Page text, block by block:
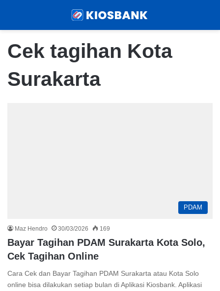
Cek tagihan Kota
Surakarta
PDAM
Maz Hendro 30/03/2026 169
Bayar Tagihan PDAM Surakarta Kota Solo,
Cek Tagihan Online
Cara Cek dan Bayar Tagihan PDAM Surakarta atau Kota Solo
online bisa dilakukan setiap bulan di Aplikasi Kiosbank. Aplikasi